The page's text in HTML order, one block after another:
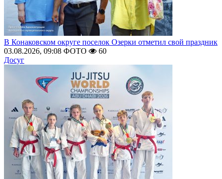
В Конаковском округе поселок Озерки отметил свой праздник
03.08.2026, 09:08 ФОТО
60
Досуг